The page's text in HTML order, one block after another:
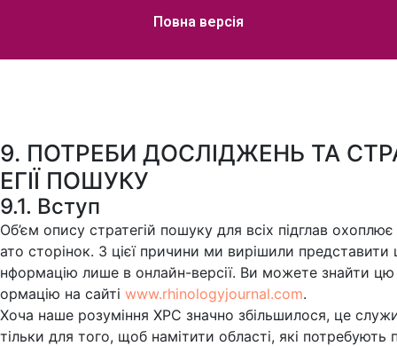
Повна версія
9. ПОТРЕБИ ДОСЛІДЖЕНЬ ТА
ЕГІЇ ПОШУКУ
9.1. Вступ
Об’єм опису стратегій пошуку для всіх підглав охоплює
ато сторінок. З цієї причини ми вирішили представити
нформацію лише в онлайн-версії. Ви можете знайти цю
ормацію на сайті www.rhinologyjournal.com.
Хоча наше розуміння ХРС значно збільшилося, це
тільки для того, щоб намітити області, які потребують